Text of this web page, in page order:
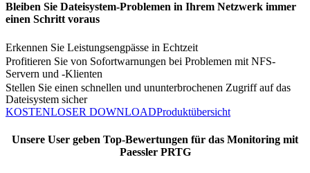
Bleiben Sie Dateisystem-Problemen in Ihrem Netzwerk immer
einen Schritt voraus
Erkennen Sie Leistungsengpässe in Echtzeit
Profitieren Sie von Sofortwarnungen bei Problemen mit NFS-
Servern und -Klienten
Stellen Sie einen schnellen und ununterbrochenen Zugriff auf das
Dateisystem sicher
KOSTENLOSER DOWNLOADProduktübersicht
Unsere User geben Top-Bewertungen für das Monitoring mit
Paessler PRTG